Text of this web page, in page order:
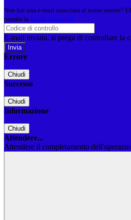
Non hai una e-mail associata al nome utente?
tramite la Login Spaggiari
E-mail inviata, si prega di controllare la
Errore
Chiudi
Successo
Chiudi
Informazione
Chiudi
Attendere...
Attendere il completamento